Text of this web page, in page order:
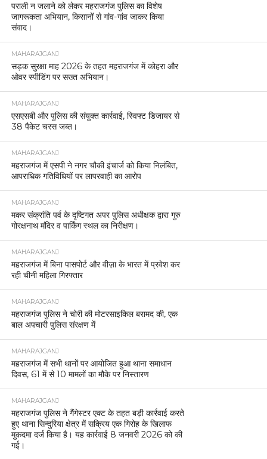
पराली न जलाने को लेकर महराजगंज पुलिस का विशेष
जागरूकता अभियान, किसानों से गांव-गांव जाकर किया
संवाद।
MAHARAJGANJ
सड़क सुरक्षा माह 2026 के तहत महराजगंज में कोहरा और
ओवर स्पीडिंग पर सख्त अभियान।
MAHARAJGANJ
एसएसबी और पुलिस की संयुक्त कार्रवाई, स्विफ्ट डिजायर से
38 पैकेट चरस जब्त।
MAHARAJGANJ
महराजगंज में एसपी ने नगर चौकी इंचार्ज को किया निलंबित,
आपराधिक गतिविधियों पर लापरवाही का आरोप
MAHARAJGANJ
मकर संक्रांति पर्व के दृष्टिगत अपर पुलिस अधीक्षक द्वारा गुरु
गोरक्षनाथ मंदिर व पार्किंग स्थल का निरीक्षण।
MAHARAJGANJ
महराजगंज में बिना पासपोर्ट और वीज़ा के भारत में प्रवेश कर
रही चीनी महिला गिरफ्तार
MAHARAJGANJ
महराजगंज पुलिस ने चोरी की मोटरसाइकिल बरामद की, एक
बाल अपचारी पुलिस संरक्षण में
MAHARAJGANJ
महराजगंज में सभी थानों पर आयोजित हुआ थाना समाधान
दिवस, 61 में से 10 मामलों का मौके पर निस्तारण
MAHARAJGANJ
महराजगंज पुलिस ने गैंगेस्टर एक्ट के तहत बड़ी कार्रवाई करते
हुए थाना सिन्दुरिया क्षेत्र में सक्रिय एक गिरोह के खिलाफ
मुकदमा दर्ज किया है। यह कार्रवाई 8 जनवरी 2026 को की
गई।